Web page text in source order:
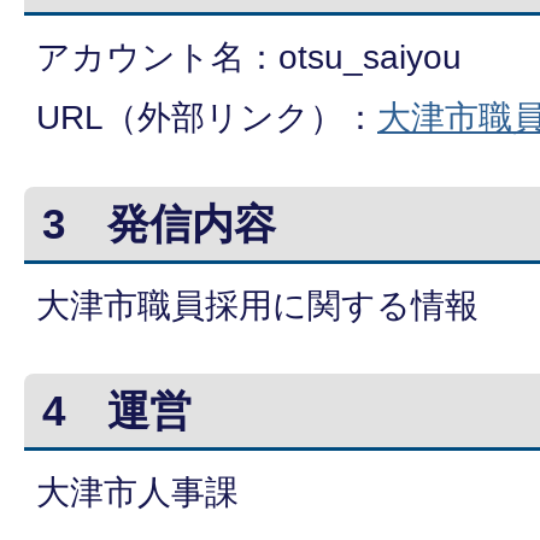
アカウント名：otsu_saiyou
URL（外部リンク）： 大津市職
3 発信内容
大津市職員採用に関する情報
4 運営
大津市人事課